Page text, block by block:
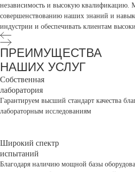
независимость и высокую квалификацию.
совершенствованию наших знаний и
индустрии и обеспечивать клиентам
ПРЕИМУЩЕСТВА
НАШИХ УСЛУГ
Собственная
лаборатория
Гарантируем высший стандарт качества
лабораторным исследованиям
Широкий спектр
испытаний
Благодаря наличию мощной базы